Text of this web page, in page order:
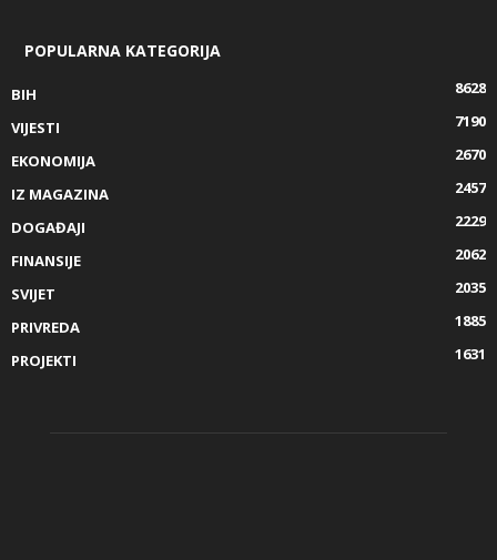
POPULARNA KATEGORIJA
BIH
8628
VIJESTI
7190
EKONOMIJA
2670
IZ MAGAZINA
2457
DOGAĐAJI
2229
FINANSIJE
2062
SVIJET
2035
PRIVREDA
1885
PROJEKTI
1631